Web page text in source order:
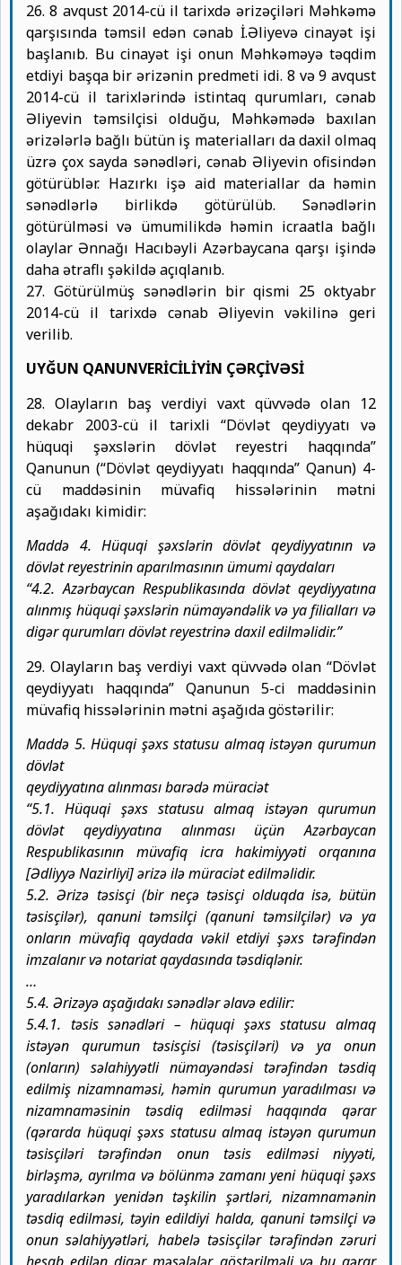
26. 8 avqust 2014-cü il tarixdə ərizəçiləri Məhkəmə
qarşısında təmsil edən cənab İ.Əliyevə cinayət işi
başlanıb. Bu cinayət işi onun Məhkəməyə təqdim
etdiyi başqa bir ərizənin predmeti idi. 8 və 9 avqust
2014-cü il tarixlərində istintaq qurumları, cənab
Əliyevin təmsilçisi olduğu, Məhkəmədə baxılan
ərizələrlə bağlı bütün iş materialları da daxil olmaq
üzrə çox sayda sənədləri, cənab Əliyevin ofisindən
götürüblər. Hazırkı işə aid materiallar da həmin
sənədlərlə birlikdə götürülüb. Sənədlərin
götürülməsi və ümumilikdə həmin icraatla bağlı
olaylar Ənnağı Hacıbəyli Azərbaycana qarşı işində
daha ətraflı şəkildə açıqlanıb.
27. Götürülmüş sənədlərin bir qismi 25 oktyabr
2014-cü il tarixdə cənab Əliyevin vəkilinə geri
verilib.
UYĞUN QANUNVERİCİLİYİN ÇƏRÇİVƏSİ
28. Olayların baş verdiyi vaxt qüvvədə olan 12
dekabr 2003-cü il tarixli “Dövlət qeydiyyatı və
hüquqi şəxslərin dövlət reyestri haqqında”
Qanunun (“Dövlət qeydiyyatı haqqında” Qanun) 4-
cü maddəsinin müvafiq hissələrinin mətni
aşağıdakı kimidir:
Maddə 4. Hüquqi şəxslərin dövlət qeydiyyatının və
dövlət reyestrininaparılmasının ümumi qaydaları
“4.2. Azərbaycan Respublikasında dövlət qeydiyyatına
alınmış hüquqi şəxslərin nümayəndəlik və ya filialları və
digər qurumları dövlət reyestrinə daxil edilməlidir.”
29. Olayların baş verdiyi vaxt qüvvədə olan “Dövlət
qeydiyyatı haqqında” Qanunun 5-ci maddəsinin
müvafiq hissələrinin mətni aşağıda göstərilir:
Maddə 5. Hüquqi şəxs statusu almaq istəyən qurumun
dövlət
qeydiyyatına alınması barədə müraciət
“5.1. Hüquqi şəxs statusu almaq istəyən qurumun
dövlət qeydiyyatına alınması üçün Azərbaycan
Respublikasının müvafiq icra hakimiyyəti orqanına
[Ədliyyə Nazirliyi] ərizə ilə müraciət edilməlidir.
5.2. Ərizə təsisçi (bir neçə təsisçi olduqda isə, bütün
təsisçilər), qanuni təmsilçi (qanuni təmsilçilər) və ya
onların müvafiq qaydada vəkil etdiyi şəxs tərəfindən
imzalanır və notariat qaydasında təsdiqlənir.
…
5.4. Ərizəyə aşağıdakı sənədlər əlavə edilir:
5.4.1. təsis sənədləri – hüquqi şəxs statusu almaq
istəyən qurumun təsisçisi (təsisçiləri) və ya onun
(onların) səlahiyyətli nümayəndəsi tərəfindən təsdiq
edilmiş nizamnaməsi, həmin qurumun yaradılması və
nizamnaməsinin təsdiq edilməsi haqqında qərar
(qərarda hüquqi şəxs statusu almaq istəyən qurumun
təsisçiləri tərəfindən onun təsis edilməsi niyyəti,
birləşmə, ayrılma və bölünmə zamanı yeni hüquqi şəxs
yaradılarkən yenidən təşkilin şərtləri, nizamnamənin
təsdiq edilməsi, təyin edildiyi halda, qanuni təmsilçi və
onun səlahiyyətləri, habelə təsisçilər tərəfindən zəruri